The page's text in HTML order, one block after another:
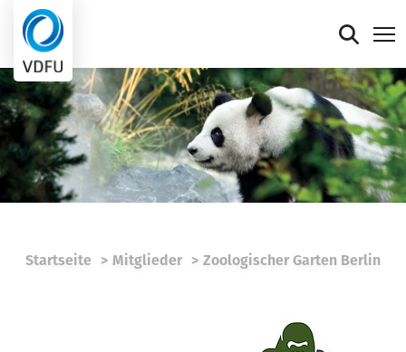
Mitgliederportal
Verband
Mitglieder
Startseite Mitglieder Zoologischer Garten Berlin